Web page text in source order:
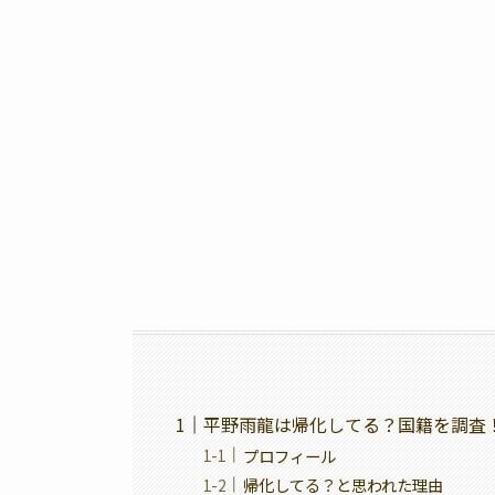
平野雨龍は帰化してる？国籍を調査
プロフィール
帰化してる？と思われた理由